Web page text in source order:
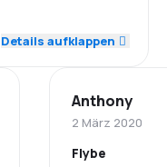
4,0
Details aufklappen
Anthony
2 März 2020
Flybe